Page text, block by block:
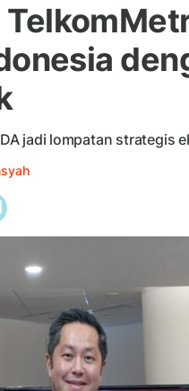
jadi lompatan strategis